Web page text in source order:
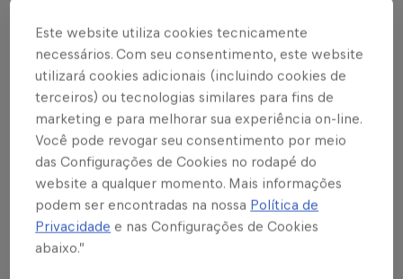
Saiba mais:Wings for Life World Rune confira
abaixo as informações!
A Wings for Life World Run é uma corrida global
que acontece em maio todo ano. O mote é correr
por aqueles que ainda não podem. Participando da
corrida, você vai ajudar uma causa importante,
porque 100% das taxas de inscrição vão para a
Wings for Life, organização sem fins lucrativos que
Este website utiliza cookies tecnicamente
necessários. Com seu consentimento, este website
utilizará cookies adicionais (incluindo cookies de
terceiros) ou tecnologias similares para fins de
marketing e para melhorar sua experiência on-line.
Você pode revogar seu consentimento por meio
das Configurações de Cookies no rodapé do
website a qualquer momento. Mais informações
podem ser encontradas na nossa Política de
Privacidade e nas Configurações de Cookies
abaixo.”